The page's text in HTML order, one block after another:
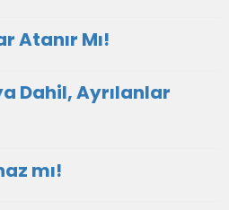
Atanır Mı!
Dahil, Ayrılanlar
mı!